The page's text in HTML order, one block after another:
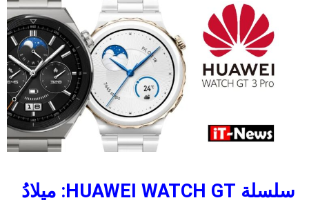
سلسلة HUAWEI WATCH GT: ميلادُ